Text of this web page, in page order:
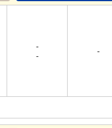
-
-
-